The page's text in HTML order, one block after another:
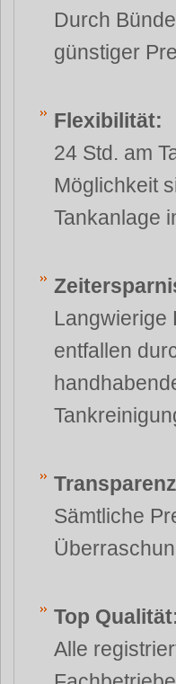
Durch
günstiger
Flexibilität:
24 Std. am
Möglichkeit
Tankanlage
Langwierige
entfallen
Sämtliche
Top
Alle